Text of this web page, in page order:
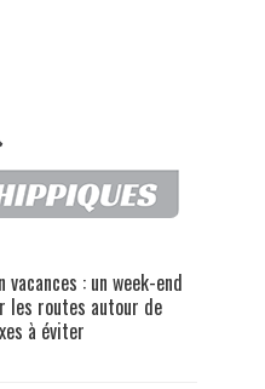
vacances : un week-end
les routes autour de
à éviter